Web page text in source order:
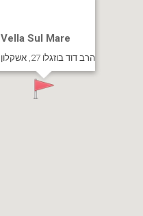
Vella Sul Mare
הרב דוד בוזגלו 27, אשקלון